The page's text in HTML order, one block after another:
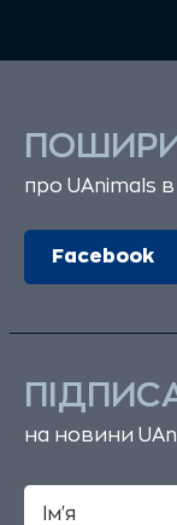
про UAnimals
Facebook
на новини